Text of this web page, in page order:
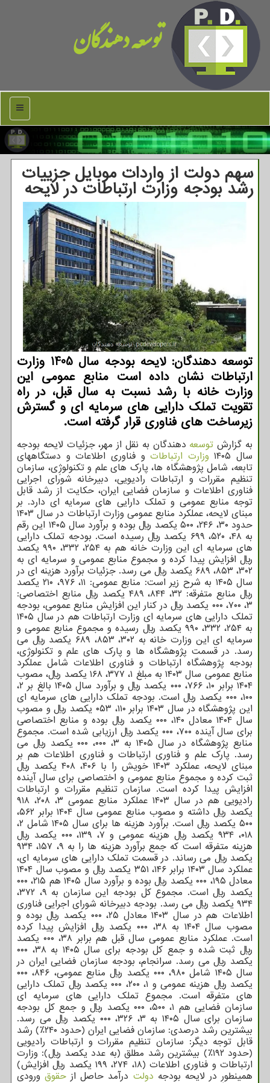
توسعه دهندگان
منو
سهم دولت از واردات موبایل جزییات
رشد بودجه وزارت ارتباطات در لایحه
توسعه دهندگان: لایحه بودجه سال 1405 وزارت
ارتباطات نشان داده است منابع عمومی این
وزارت خانه با رشد نسبت به سال قبل، در راه
تقویت تملک دارایی های سرمایه ای و گسترش
زیرساخت های فناوری قرار گرفته است.
به گزارش توسعه دهندگان به نقل از مهر، جزئیات لایحه بودجه
سال ۱۴۰۵ وزارت ارتباطاتو فناوری اطلاعات و دستگاههای
تابعه، شامل پژوهشگاه ها، پارک های علم و تکنولوژِی، سازمان
تنظیم مقررات و ارتباطات رادیویی، دبیرخانه شورای اجرایی
فناوری اطلاعات و سازمان فضایی ایران، حکایت از رشد قابل
توجه منابع عمومی و تملک دارایی های سرمایه ای دارد. بر
مبنای لایحه، عملکرد منابع عمومی وزارت ارتباطات در سال ۱۴۰۳
حدود ۳۰، ۲۴۶، ۵۰۰ یکصد ریال بوده و برآورد سال ۱۴۰۵ این رقم
به ۴۸، ۵۲۰، ۶۹۹ یکصد ریال رسیده است. بودجه تملک دارایی
های سرمایه ای این وزارت خانه هم به ۲۵۴، ۳۳۲، ۹۹۰ یکصد
ریال افزایش پیدا کرده و مجموع منابع عمومی و سرمایه ای به
۳۰۲، ۸۵۳، ۶۸۹ یکصد ریال می رسد. جزئیات برآورد هزینه ای در
سال ۱۴۰۵ به شرح زیر است: منابع عمومی: ۱۱، ۹۷۶، ۲۱۰ یکصد
ریال منابع متفرقه: ۳۲، ۸۴۴، ۴۸۹ یکصد ریال منابع اختصاصی:
۳، ۷۰۰، ۰۰۰ یکصد ریال در کنار این افزایش منابع عمومی، بودجه
تملک دارایی های سرمایه ای وزارت ارتباطات هم در سال ۱۴۰۵
به ۲۵۴، ۳۳۲، ۹۹۰ یکصد ریال رسیده و مجموع منابع عمومی و
سرمایه ای این وزارت خانه به ۳۰۲، ۸۵۳، ۶۸۹ یکصد ریال می
رسد. در قسمت پژوهشگاه ها و پارک های علم و تکنولوژِی،
بودجه پژوهشگاه ارتباطات و فناوری اطلاعات شامل عملکرد
منابع عمومی سال ۱۴۰۳ به مبلغ ۱، ۳۷۷، ۱۶۸ یکصد ریال، مصوب
۱۴۰۴ برابر ۱۰، ۷۶۶، ۰۰۰ یکصد ریال و برآورد سال ۱۴۰۵ بالغ بر ۲،
۱۰۰، ۰۰۰ یکصد ریال است. بودجه تملک دارایی های سرمایه ای
این پژوهشگاه در سال ۱۴۰۳ برابر ۱۱۰، ۰۵۳ یکصد ریال و مصوب
سال ۱۴۰۴ معادل ۱۴۰، ۰۰۰ یکصد ریال بوده و منابع اختصاصی
برای سال آینده ۷۰۰، ۰۰۰ یکصد ریال ارزیابی شده است. مجموع
منابع پژوهشگاه در سال ۱۴۰۵ به ۳، ۰۰۰، ۰۰۰ یکصد ریال می
رسد. پارک علم و فناوری ارتباطات و فناوری اطلاعات هم بر
مبنای لایحه، عملکرد ۱۴۰۳ خویش را با ۴۰۶، ۴۰۸ یکصد ریال
ثبت کرده و مجموع منابع عمومی و اختصاصی برای سال آینده
افزایش پیدا کرده است. سازمان تنظیم مقررات و ارتباطات
رادیویی هم در سال ۱۴۰۳ عملکرد منابع عمومی ۳، ۲۰۸، ۹۱۸
یکصد ریال داشته و مصوب منابع عمومی سال ۱۴۰۴ برابر ۵۶۲،
۵۰۰ یکصد ریال است. برآورد هزینه ها برای سال ۱۴۰۵ شامل ۲،
۰۱۸، ۹۳۴ یکصد ریال هزینه عمومی و ۷، ۱۳۹، ۰۰۰ یکصد ریال
هزینه متفرقه است که جمع برآورد هزینه ها را به ۹، ۱۵۷، ۹۳۴
یکصد ریال می رساند. در قسمت تملک دارایی های سرمایه ای،
عملکرد سال ۱۴۰۳ برابر ۱۴۶، ۳۵۱ یکصد ریال و مصوب سال ۱۴۰۴
معادل ۱۹۵، ۰۰۰ یکصد ریال بوده و برآورد سال ۱۴۰۵ هم ۲۱۵، ۰۰۰
یکصد ریال است. مجموع کل بودجه این سازمان به ۹، ۳۷۲،
۹۳۴ یکصد ریال می رسد. بودجه دبیرخانه شورای اجرایی فناوری
اطلاعات هم در سال ۱۴۰۳ معادل ۲۵، ۰۰۰ یکصد ریال بوده و
مصوب سال ۱۴۰۴ به ۳۸، ۰۰۰ یکصد ریال افزایش پیدا کرده
است. عملکرد منابع عمومی سال قبل هم برابر ۳۸، ۰۰۰ یکصد
ریال ثبت شده و جمع کل بودجه برای سال ۱۴۰۵ به ۳۸، ۰۰۰
یکصد ریال می رسد. سرانجام، بودجه سازمان فضایی ایران در
سال ۱۴۰۵ شامل ۹۸۰، ۰۰۰ یکصد ریال منابع عمومی، ۸۴۶، ۰۰۰
یکصد ریال هزینه عمومی و ۱، ۲۰۰، ۰۰۰ یکصد ریال تملک دارایی
های متفرقه است. مجموع تملک دارایی های سرمایه ای
سازمان فضایی هم ۱، ۵۰۰، ۰۰۰ یکصد ریال و جمع کل بودجه
سازمان برای سال ۱۴۰۵ به ۳، ۳۲۶، ۰۰۰ یکصد ریال می رسد.
بیشترین رشد درصدی: سازمان فضایی ایران (حدود ۲۴۰٪) رشد
قابل توجه دیگر: سازمان تنظیم مقررات و ارتباطات رادیویی
(حدود ۱۹۲٪) بیشترین رشد مطلق (به عدد یکصد ریال): وزارت
ارتباطات و فناوری اطلاعات (۱۸، ۲۷۴، ۱۹۹ یکصد ریال افزایش)
همینطور در لایحه بودجه دولت درآمد حاصل از حقوقورودی